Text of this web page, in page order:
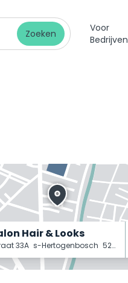
Zoeken
Voor
Bedrijven
Hair & Looks
33A s-Hertogenbosch 5211 DW